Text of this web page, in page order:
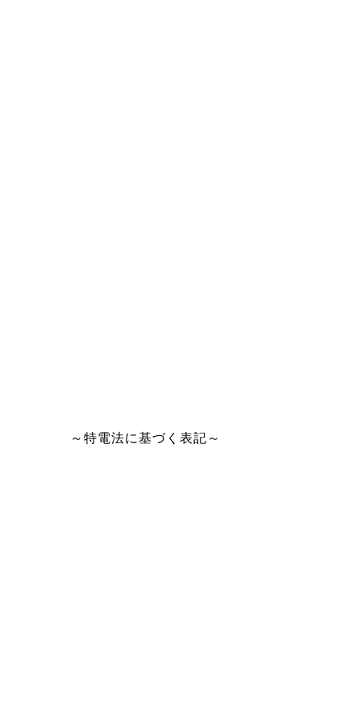
～特電法に基づく表記～